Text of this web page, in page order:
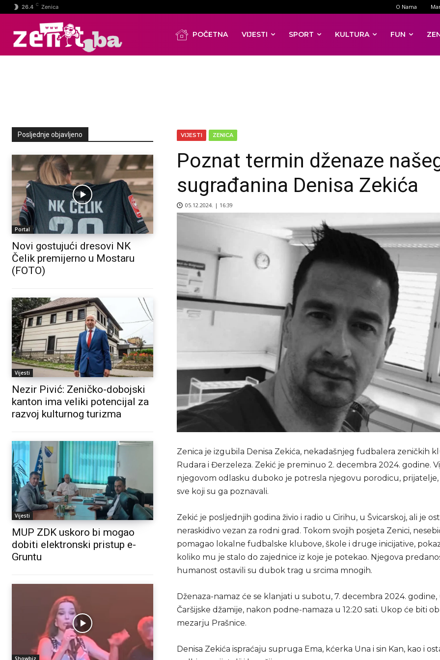
26.4 C Zenica O Nama
POČETNA VIJESTI SPORT KULTURA FUN
Posljednje objavljeno
Portal
Novi gostujući dresovi NK
Čelik premijerno u Mostaru
(FOTO)
Vijesti
Nezir Pivić: Zeničko-dobojski
kanton ima veliki potencijal za
razvoj kulturnog turizma
Vijesti
MUP ZDK uskoro bi mogao
dobiti elektronski pristup e-
Gruntu
Showbiz
VIJESTI ZENICA
Poznat termin dženaze
sugrađanina Denisa Zekića
05.12.2024. | 16:39
Zenica je izgubila Denisa Zekića, nekadašnjeg fudbalera zeničkih
Rudara i Đerzeleza. Zekić je preminuo 2. decembra 2024. godine.
njegovom odlasku duboko je potresla njegovu porodicu, prijatelje,
sve koji su ga poznavali.
Zekić je posljednjih godina živio i radio u Cirihu, u Švicarskoj, ali je
neraskidivo vezan za rodni grad. Tokom svojih posjeta Zenici,
pomagao lokalne fudbalske klubove, škole i druge inicijative,
koliko mu je stalo do zajednice iz koje je potekao. Njegova
humanost ostavili su dubok trag u srcima mnogih.
Dženaza-namaz će se klanjati u subotu, 7. decembra 2024.
Čaršijske džamije, nakon podne-namaza u 12:20 sati. Ukop će biti
mezarju Prašnice.
Denisa Zekića ispraćaju supruga Ema, kćerka Una i sin Kan, kao i